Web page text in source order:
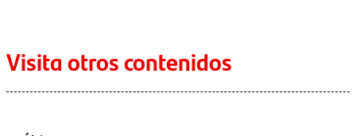
Visita otros contenidos